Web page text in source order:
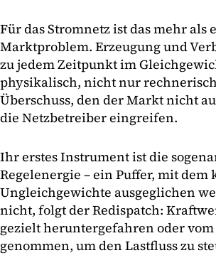
Für das Stromnetz ist das mehr als
Marktproblem. Erzeugung und
zu jedem Zeitpunkt im
physikalisch, nicht nur
Überschuss, den der Markt nicht
die Netzbetreiber eingreifen.
Ihr erstes Instrument ist die
Regelenergie – ein Puffer, mit
Ungleichgewichte ausgeglichen
nicht, folgt der Redispatch:
gezielt heruntergefahren oder vom
genommen, um den Lastfluss zu